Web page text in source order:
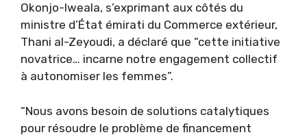
Okonjo-Iweala, s’exprimant aux côtés du
ministre d’État émirati du Commerce extérieur,
Thani al-Zeyoudi, a déclaré que “cette initiative
novatrice… incarne notre engagement collectif
à autonomiser les femmes”.
“Nous avons besoin de solutions catalytiques
pour résoudre le problème de financement